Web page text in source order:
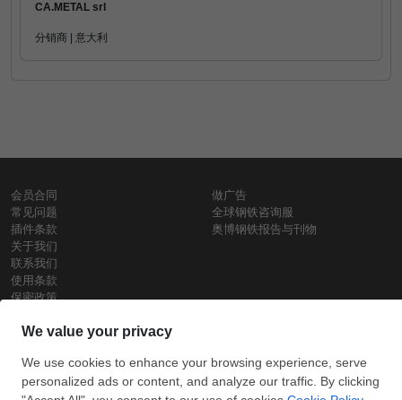
CA.METAL srl
分销商 | 意大利
会员合同
常见问题
插件条款
关于我们
联系我们
使用条款
保密政策
做广告
全球钢铁咨询服
奥博钢铁报告与刊物
铁价格
每日废钢价格
盘条价格
保留所有权利